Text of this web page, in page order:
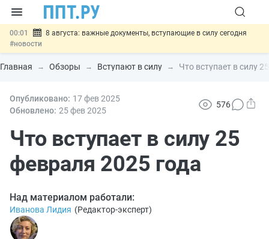
00:01
8 августа: важные документы, вступающие в силу сегодня
#новости
07.08 Подписан закон о блокировке продажи опасных товаров через
«Честный знак»#новости
07.08 Госпошлину за устранение ошибок в документах предлагают
отменить#новости
отношений
Главная Обзоры Вступают в силу Что вступает в силу
Опубликовано: 17 фев2025
Обновлено: 25 фев2025
576
Что вступает в силу 25
февраля 2025 года
Над материалом работали:
Иванова Лидия (Редактор-эксперт)